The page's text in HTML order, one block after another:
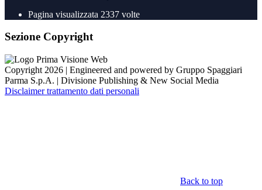
Pagina visualizzata 2337 volte
Sezione Copyright
Copyright 2026 | Engineered and powered by Gruppo Spaggiari
Parma S.p.A. | Divisione Publishing & New Social Media
Disclaimer trattamento dati personali
Back to top